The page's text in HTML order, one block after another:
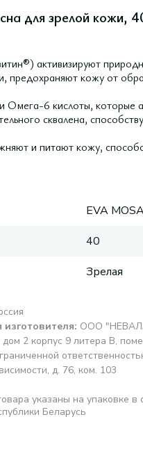
для зрелой кожи,
активизируют
предохраняют кожу от
6 кислоты, которые
сквалена,
и питают кожу,
EVA
40
Зрелая
: ООО
2 корпус 9 литера В,
д. 76, ком. 103
указаны на упаковке в
Беларусь